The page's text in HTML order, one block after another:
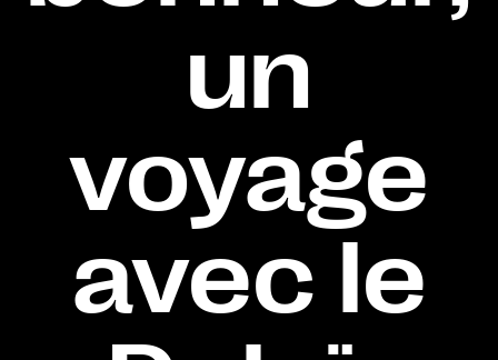
un
voyage
avec le